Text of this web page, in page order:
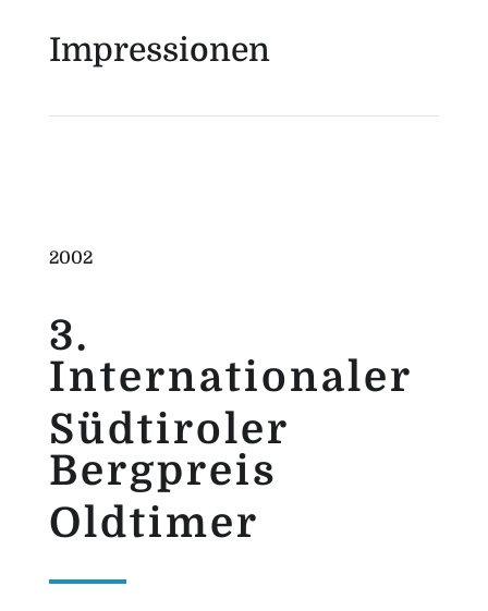
Impressionen
2002
3.
Internationaler
Südtiroler
Bergpreis
Oldtimer